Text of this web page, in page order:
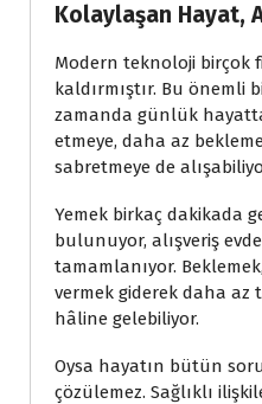
Kolaylaşan Hayat,
Modern teknoloji birçok
kaldırmıştır. Bu önemli
zamanda günlük
etmeye, daha az
sabretmeye de
Yemek birkaç dakikada
bulunuyor, alışveriş
tamamlanıyor.
vermek giderek daha az
hâline gelebiliyor.
Oysa hayatın bütün
çözülemez. Sağlıklı